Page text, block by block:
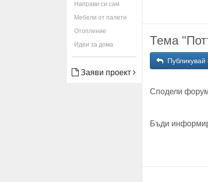
Направи си сам
Мебели от палети
Отопление
Идеи за дома
Заяви проект
Тема
Публикувай
Сподели
Бъди